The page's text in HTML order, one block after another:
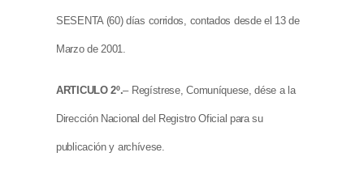
SESENTA (60) días corridos, contados desde el 13 de
Marzo de 2001.
ARTICULO 2º.– Regístrese, Comuníquese, dése a la
Dirección Nacional del Registro Oficial para su
publicación y archívese.